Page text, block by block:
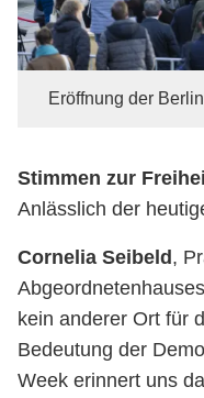
Eröffnung der
Stimmen zur
Anlässlich der
Cornelia Seibeld,
kein anderer Ort für
Bedeutung der
Week erinnert uns